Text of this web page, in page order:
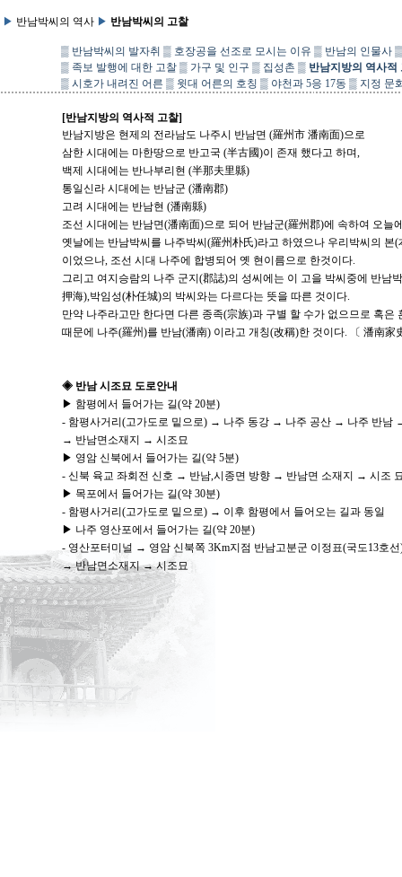
▶ 반남박씨의 역사 ▶ 반남박씨의 고찰
▒ 반남박씨의 발자취 ▒ 호장공을 선조로 모시는 이유 ▒ 반남의 인물사 ▒
▒ 족보 발행에 대한 고찰 ▒ 가구 및 인구 ▒ 집성촌 ▒ 반남지방의 역사적
▒ 시호가 내려진 어른 ▒ 윗대 어른의 호칭 ▒ 야천과 5응 17동 ▒ 지정 문
[반남지방의 역사적 고찰]
반남지방은 현제의 전라남도 나주시 반남면 (羅州市 潘南面)으로
삼한 시대에는 마한땅으로 반고국 (半古國)이 존재 했다고 하며,
백제 시대에는 반나부리현 (半那夫里縣)
통일신라 시대에는 반남군 (潘南郡)
고려 시대에는 반남현 (潘南縣)
조선 시대에는 반남면(潘南面)으로 되어 반남군(羅州郡)에 속하여 오늘
옛날에는 반남박씨를 나주박씨(羅州朴氏)라고 하였으나 우리박씨의 본
이었으나, 조선 시대 나주에 합병되어 옛 현이름으로 한것이다.
그리고 여지승람의 나주 군지(郡誌)의 성씨에는 이 고을 박씨중에 반남
押海),박임성(朴任城)의 박씨와는 다르다는 뜻을 따른 것이다.
만약 나주라고만 한다면 다른 종족(宗族)과 구별 할 수가 없으므로 혹은
때문에 나주(羅州)를 반남(潘南) 이라고 개칭(改稱)한 것이다. 〔 潘南家
◈ 반남 시조묘 도로안내
▶ 함평에서 들어가는 길(약 20분)
- 함평사거리(고가도로 밑으로) → 나주 동강 → 나주 공산 → 나주 반남
→ 반남면소재지 → 시조묘
▶ 영암 신북에서 들어가는 길(약 5분)
- 신북 육교 좌회전 신호 → 반남,시종면 방향 → 반남면 소재지 → 시조
▶ 목포에서 들어가는 길(약 30분)
- 함평사거리(고가도로 밑으로) → 이후 함평에서 들어오는 길과 동일
▶ 나주 영산포에서 들어가는 길(약 20분)
- 영산포터미널 → 영암 신북쪽 3Km지점 반남고분군 이정표(국도13호
→ 반남면소재지 → 시조묘